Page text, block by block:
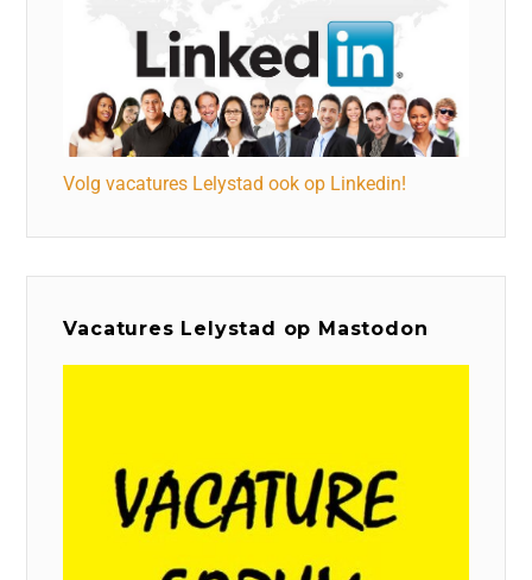
Volg vacatures Lelystad ook op Linkedin!
Vacatures Lelystad op Mastodon